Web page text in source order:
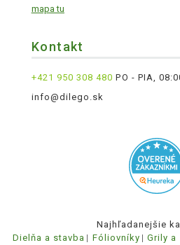
mapa tu
Kontakt
+421 950 308 480 PO - PIA,
info@dilego.sk
Najhľadanejšie
Dielňa a stavba
Fóliovníky Grily a